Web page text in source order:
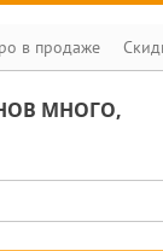
в продаже
МНОГО,